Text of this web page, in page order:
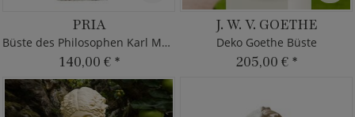
PRIA
Büste des Philosophen Karl Marx
140,00 € *
J. W. V. GOETHE
Deko Goethe Büste
205,00 € *